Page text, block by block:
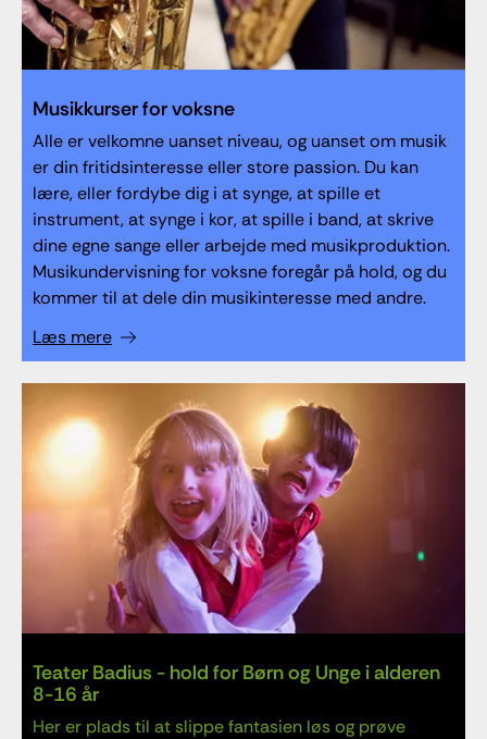
Musikkurser for voksne
Alle er velkomne uanset niveau, og uanset om musik
er din fritidsinteresse eller store passion. Du kan
lære, eller fordybe dig i at synge, at spille et
instrument, at synge i kor, at spille i band, at skrive
dine egne sange eller arbejde med musikproduktion.
Musikundervisning for voksne foregår på hold, og du
kommer til at dele din musikinteresse med andre.
Læs mere
Teater Badius - hold for Børn og Unge i alderen
8-16 år
Her er plads til at slippe fantasien løs og prøve